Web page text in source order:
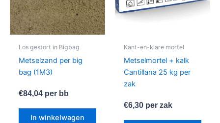
Los gestort in Bigbag
Metselzand per big
bag (1M3)
€84,04per bb
In winkelwagen
Kant-en-klare mortel
Metselmortel + kalk
Cantillana 25 kg per
zak
€6,30per zak